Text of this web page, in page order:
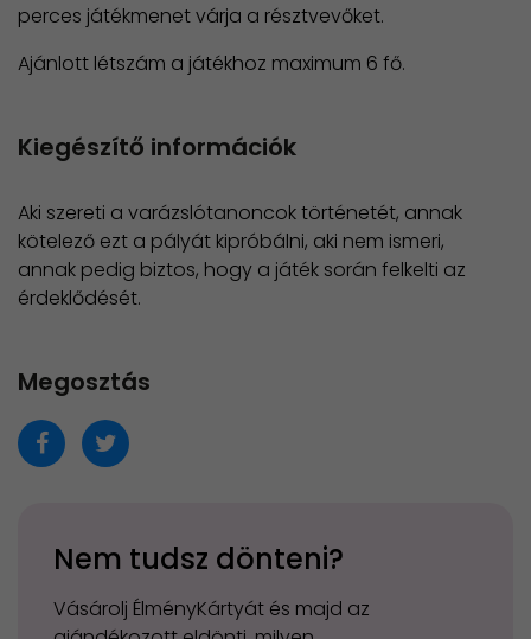
perces játékmenet várja a résztvevőket.
Ajánlott létszám a játékhoz maximum 6 fő.
Kiegészítő információk
Aki szereti a varázslótanoncok történetét, annak
kötelező ezt a pályát kipróbálni, aki nem ismeri,
annak pedig biztos, hogy a játék során felkelti az
érdeklődését.
Megosztás
Nem tudsz dönteni?
Vásárolj ÉlményKártyát és majd az